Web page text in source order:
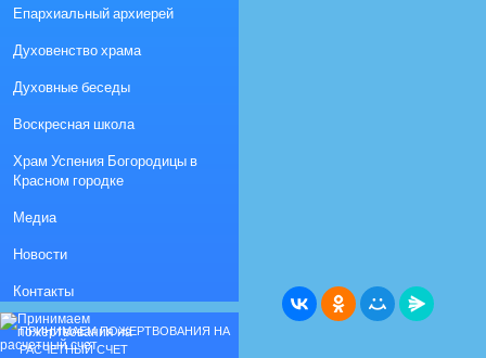
Епархиальный архиерей
Духовенство храма
Духовные беседы
Воскресная школа
Храм Успения Богородицы в
Красном городке
Медиа
Новости
Контакты
ПРИНИМАЕМ ПОЖЕРТВОВАНИЯ НА
РАСЧЕТНЫЙ СЧЕТ